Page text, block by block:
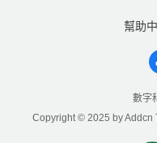
幫助
數字
Copyright © 2025 by Addcn